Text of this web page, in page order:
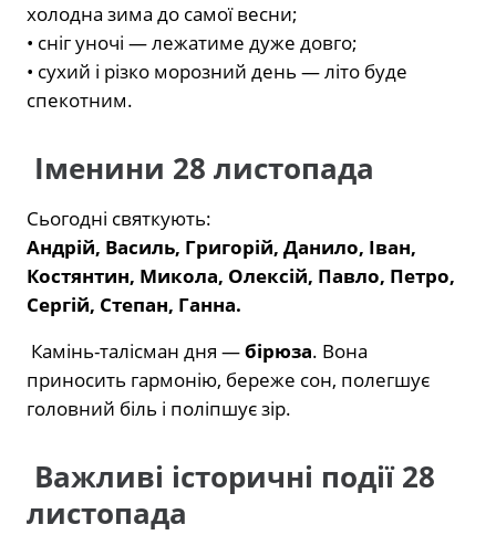
холодна зима до самої весни;
• сніг уночі — лежатиме дуже довго;
• сухий і різко морозний день — літо буде
спекотним.
Іменини 28 листопада
Сьогодні святкують:
Андрій, Василь, Григорій, Данило, Іван,
Костянтин, Микола, Олексій, Павло, Петро,
Сергій, Степан, Ганна.
Камінь-талісман дня —бірюза. Вона
приносить гармонію, береже сон, полегшує
головний біль і поліпшує зір.
Важливі історичні події 28
листопада